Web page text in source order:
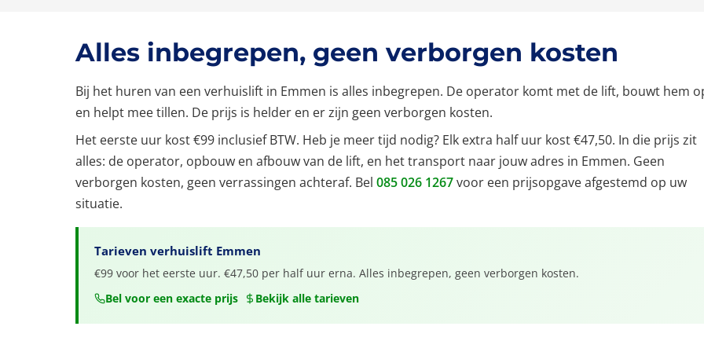
Alles inbegrepen, geen verborgen kosten
Bij het huren van een verhuislift in Emmen is alles inbegrepen. De operator komt met de lift, bouwt hem
en helpt mee tillen. De prijs is helder en er zijn geen verborgen kosten.
Het eerste uur kost €99 inclusief BTW. Heb je meer tijd nodig? Elk extra half uur kost €47,50. In die prijs zit
alles: de operator, opbouw en afbouw van de lift, en het transport naar jouw adres in Emmen. Geen
verborgen kosten, geen verrassingen achteraf. Bel 085 026 1267voor een prijsopgave afgestemd op uw
situatie.
Tarieven verhuislift Emmen
€99 voor het eerste uur. €47,50 per half uur erna. Alles inbegrepen, geen verborgen kosten.
Bel voor een exacte prijs
Bekijk alle tarieven